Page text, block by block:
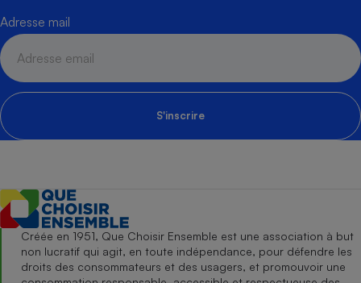
Adresse mail
S'inscrire
Créée en 1951, Que Choisir Ensemble est une association à but
non lucratif qui agit, en toute indépendance, pour défendre les
droits des consommateurs et des usagers, et promouvoir une